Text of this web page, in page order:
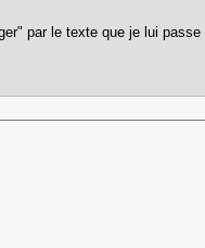
par le texte que je lui passe